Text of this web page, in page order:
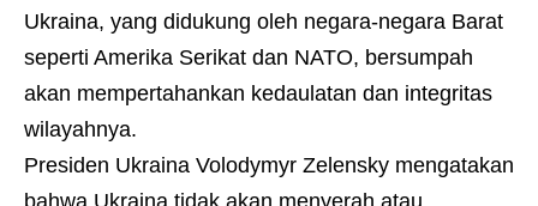
Ukraina, yang didukung oleh negara-negara Barat
seperti Amerika Serikat dan NATO, bersumpah
akan mempertahankan kedaulatan dan integritas
wilayahnya.
Presiden Ukraina Volodymyr Zelensky mengatakan